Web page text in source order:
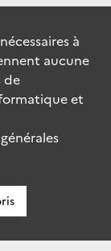
à
aucune
de
et